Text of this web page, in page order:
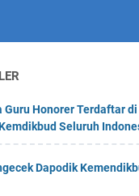
Guru Honorer Terdaftar di
Seluruh
Dapodik